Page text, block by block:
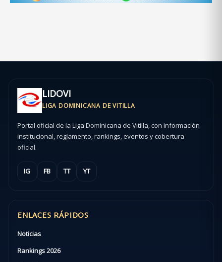
LIDOVI
LIGA DOMINICANA DE VITILLA
Portal oficial de la Liga Dominicana de Vitilla, con información
institucional, reglamento, rankings, eventos y cobertura
oficial.
IG FB TT YT
ENLACES RÁPIDOS
Noticias
Rankings 2026